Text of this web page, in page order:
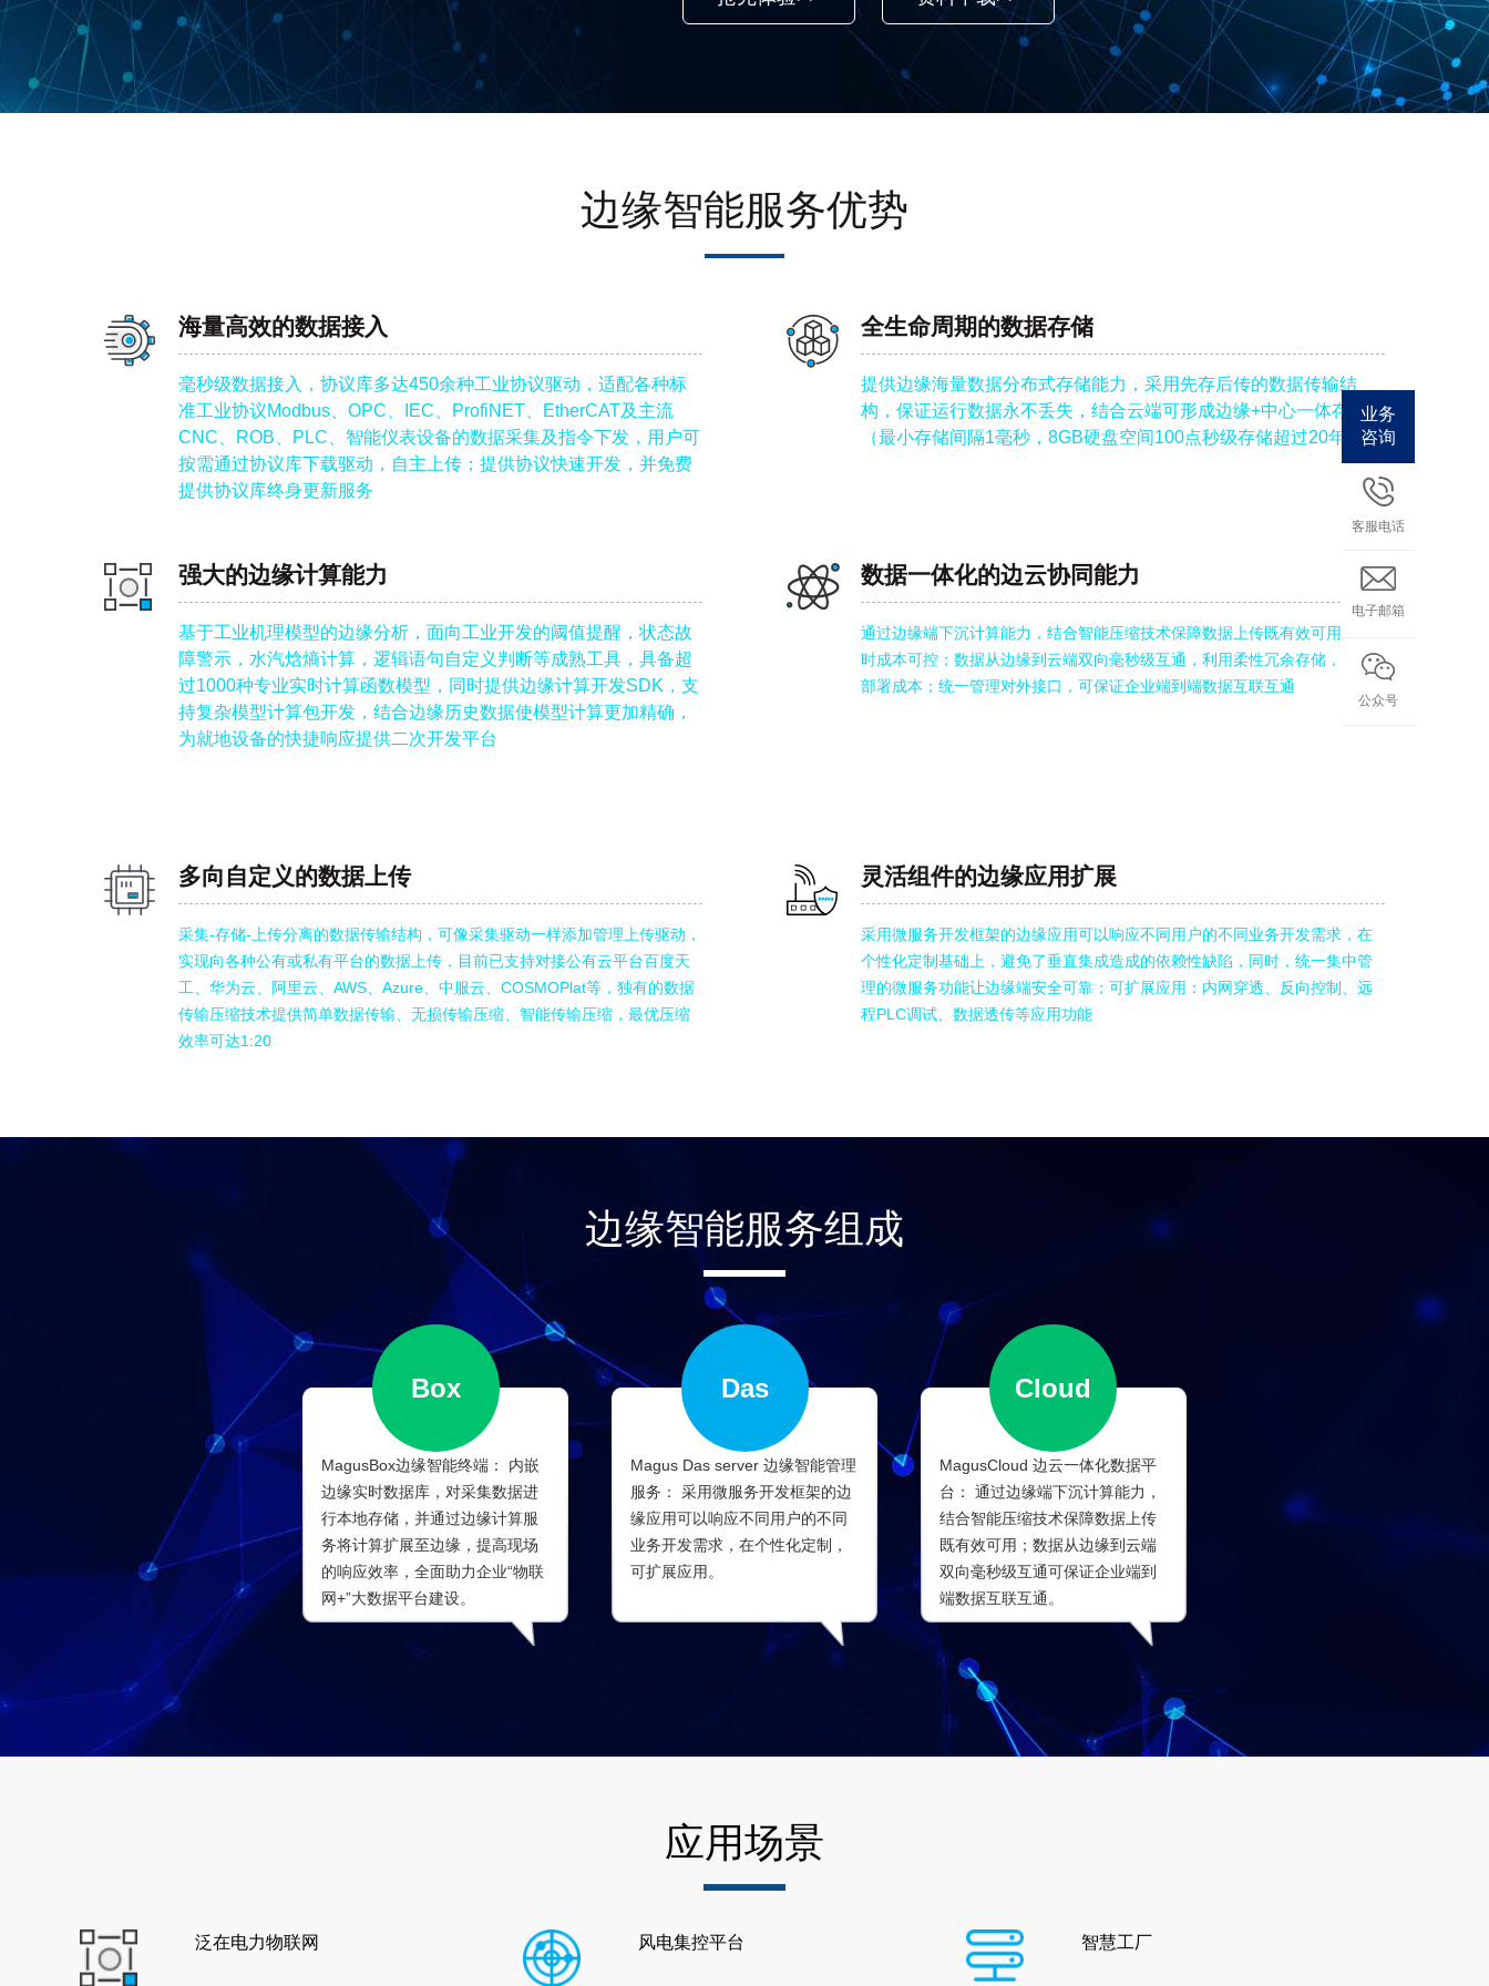
边缘智能服务优势
海量高效的数据接入
毫秒级数据接入，协议库多达450余种工业协议驱动，适配各种标
准工业协议Modbus、OPC、IEC、ProfiNET、EtherCAT及主流
CNC、ROB、PLC、智能仪表设备的数据采集及指令下发，用户可
按需通过协议库下载驱动，自主上传；提供协议快速开发，并免费
提供协议库终身更新服务
全生命周期的数据存储
提供边缘海量数据分布式存储能力，采用先存后传的数据传输结
构，保证运行数据永不丢失，结合云端可形成边缘+中心一体存储
（最小存储间隔1毫秒，8GB硬盘空间100点秒级存储超过20年）
强大的边缘计算能力
基于工业机理模型的边缘分析，面向工业开发的阈值提醒，状态故
障警示，水汽焓熵计算，逻辑语句自定义判断等成熟工具，具备超
过1000种专业实时计算函数模型，同时提供边缘计算开发SDK，支
持复杂模型计算包开发，结合边缘历史数据使模型计算更加精确，
为就地设备的快捷响应提供二次开发平台
数据一体化的边云协同能力
通过边缘端下沉计算能力，结合智能压缩技术保障数据上传既有效可用，同
时成本可控；数据从边缘到云端双向毫秒级互通，利用柔性冗余存储，降低
部署成本；统一管理对外接口，可保证企业端到端数据互联互通
多向自定义的数据上传
采集-存储-上传分离的数据传输结构，可像采集驱动一样添加管理上传驱动，
实现向各种公有或私有平台的数据上传，目前已支持对接公有云平台百度天
工、华为云、阿里云、AWS、Azure、中服云、COSMOPlat等，独有的数据
传输压缩技术提供简单数据传输、无损传输压缩、智能传输压缩，最优压缩
效率可达1:20
灵活组件的边缘应用扩展
采用微服务开发框架的边缘应用可以响应不同用户的不同业务开发需求，在
个性化定制基础上，避免了垂直集成造成的依赖性缺陷，同时，统一集中管
理的微服务功能让边缘端安全可靠；可扩展应用：内网穿透、反向控制、远
程PLC调试、数据透传等应用功能
边缘智能服务组成
Box
MagusBox边缘智能终端： 内嵌
边缘实时数据库，对采集数据进
行本地存储，并通过边缘计算服
务将计算扩展至边缘，提高现场
的响应效率，全面助力企业“物联
网+”大数据平台建设。
Das
Magus Das server 边缘智能管理
服务： 采用微服务开发框架的边
缘应用可以响应不同用户的不同
业务开发需求，在个性化定制，
可扩展应用。
Cloud
MagusCloud 边云一体化数据平
台： 通过边缘端下沉计算能力，
结合智能压缩技术保障数据上传
既有效可用；数据从边缘到云端
双向毫秒级互通可保证企业端到
端数据互联互通。
应用场景
泛在电力物联网 风电集控平台 智慧工厂
业务
咨询
客服电话
电子邮箱
公众号